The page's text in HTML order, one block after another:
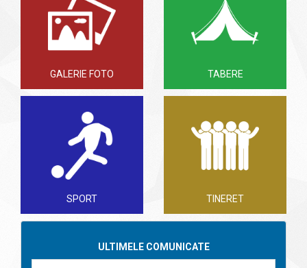
GALERIE FOTO TABERE
SPORT TINERET
ULTIMELE COMUNICATE